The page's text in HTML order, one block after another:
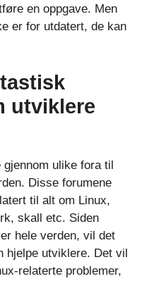
en oppgave. Men
er for utdatert, de kan
utviklere
ulike fora til
Disse forumene
til alt om Linux,
skall etc. Siden
hele verden, vil det
hjelpe utviklere. Det vil
relaterte problemer,